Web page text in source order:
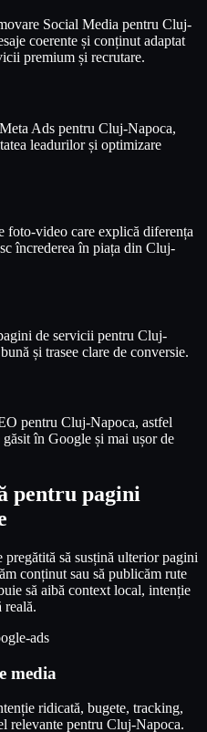
Social Media pentru Cluj-
coerente și conținut adaptat
premium și recrutare.
Ads pentru Cluj-Napoca,
leadurilor și optimizare
foto-video care explică diferența
încrederea în piața din Cluj-
de servicii pentru Cluj-
și trasee clare de conversie.
pentru Cluj-Napoca, astfel
în Google și mai ușor de
pentru pagini
să susțină ulterior pagini
conținut sau să publicăm rute
să aibă context local, intenție
reală.
ads
media
ridicată, bugete, tracking,
relevante pentru Cluj-Napoca.